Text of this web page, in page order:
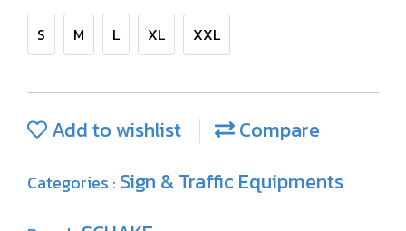
S M L XL XXL
Add to wishlist Compare
Categories : Sign & Traffic Equipments